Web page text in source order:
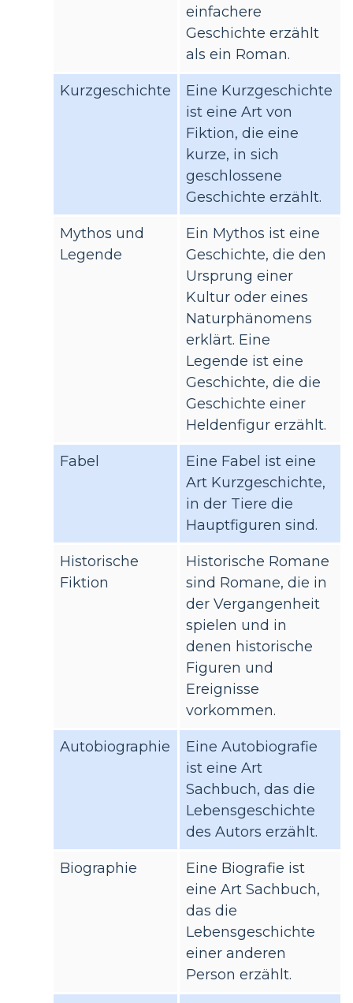
einfachere
Geschichte erzählt
als ein Roman.
Kurzgeschichte
Eine Kurzgeschichte
ist eine Art von
Fiktion, die eine
kurze, in sich
geschlossene
Geschichte erzählt.
Mythos und
Legende
Ein Mythos ist eine
Geschichte, die den
Ursprung einer
Kultur oder eines
Naturphänomens
erklärt. Eine
Legende ist eine
Geschichte, die die
Geschichte einer
Heldenfigur erzählt.
Fabel
Eine Fabel ist eine
Art Kurzgeschichte,
in der Tiere die
Hauptfiguren sind.
Historische
Fiktion
Historische Romane
sind Romane, die in
der Vergangenheit
spielen und in
denen historische
Figuren und
Ereignisse
vorkommen.
Autobiographie
Eine Autobiografie
ist eine Art
Sachbuch, das die
Lebensgeschichte
des Autors erzählt.
Biographie
Eine Biografie ist
eine Art Sachbuch,
das die
Lebensgeschichte
einer anderen
Person erzählt.